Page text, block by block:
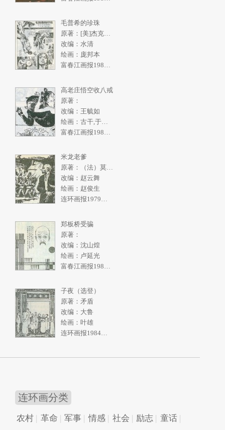
毛普希的珍珠
原著：[美]杰克伦敦《南洋购珠记》
改编：水清
绘画：庞邦本
富春江画报1986年4期
高老庄悟空收八戒
原著：
改编：王毓如
米龙老爹
原著：（法）莫泊桑
改编：赵云舞
绘画：赵俊生
连环画报1979年10期
郑板桥受骗
原著：
改编：沈山煌
绘画：卢延光
子夜（选登）
原著：矛盾
改编：大鲁
绘画：叶雄
连环画报1984年11期
连环画分类
农村 革命 军事 情感 社会 励志 童话